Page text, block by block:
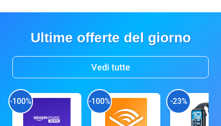
Ultime offerte del giorno
Vedi tutte
-100% -100% -23%